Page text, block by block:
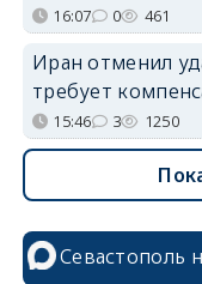
16:07 0 461
Иран отменил
требует
15:46 3 1250
Севастополь